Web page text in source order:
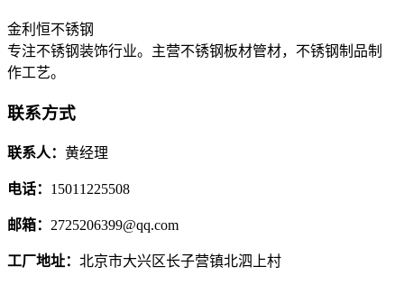
金利恒不锈钢
专注不锈钢装饰行业。主营不锈钢板材管材，不锈钢制品制
作工艺。
联系方式
联系人： 黄经理
电话： 15011225508
邮箱： 2725206399@qq.com
工厂地址： 北京市大兴区长子营镇北泗上村